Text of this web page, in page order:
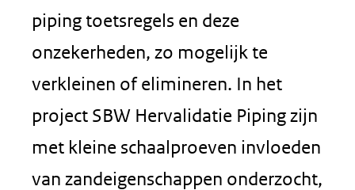
piping toetsregels en deze
onzekerheden, zo mogelijk te
verkleinen of elimineren. In het
project SBW Hervalidatie Piping zijn
met kleine schaalproeven invloeden
van zandeigenschappen onderzocht,